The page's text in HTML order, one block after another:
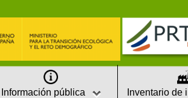
Información pública Inventario de